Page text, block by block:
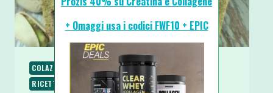
COLAZIONE
RICETTE DOLCI
RICETTE PROTEICHE
RICETTE SENZA BURRO
+ Omaggi usa i codici FWF10 + EPIC